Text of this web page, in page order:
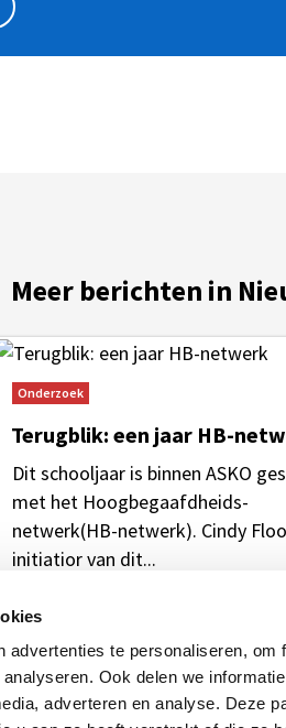
advertenties te personaliseren, om
Ook delen we
adverteren en analyse. Deze
Meer berichten in
Onderzoek
Terugblik: een jaar HB-
Dit schooljaar is binnen ASKO
met het Hoogbegaafdheids-
netwerk(HB-netwerk). Cindy
initiatior van dit...